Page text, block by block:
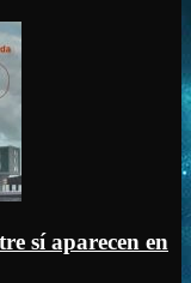
sí aparecen en